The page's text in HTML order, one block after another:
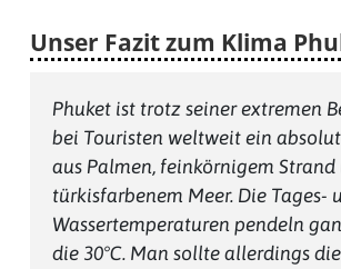
Unser Fazit zum Klima
Phuket ist trotz seiner extremen
bei Touristen weltweit ein
aus Palmen, feinkörnigem Strand
türkisfarbenem Meer. Die Tages-
Wassertemperaturen pendeln
die 30°C. Man sollte allerdings